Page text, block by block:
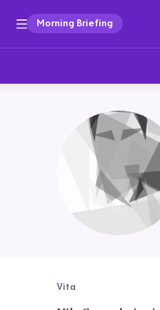
Morning Briefing
Vita